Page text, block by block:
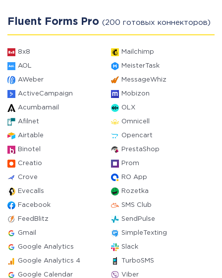
Fluent Forms Pro (200 готовых коннекторов)
8x8 Mailchimp
AOL MeisterTask
AWeber MessageWhiz
ActiveCampaign Mobizon
Acumbamail OLX
Afilnet Omnicell
Airtable Opencart
Binotel PrestaShop
Creatio Prom
Crove RO App
Evecalls Rozetka
Facebook SMS Club
FeedBlitz SendPulse
Gmail SimpleTexting
Google Analytics Slack
Google Analytics 4 TurboSMS
Google Calendar Viber